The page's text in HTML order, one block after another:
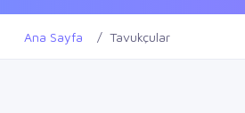
Ana Sayfa Tavukçular